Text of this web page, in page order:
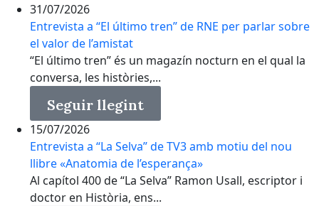
31/07/2026
Entrevista a “El último tren” de RNE per parlar sobre
el valor de l’amistat
“El último tren” és un magazín nocturn en el qual la
conversa, les històries,...
Seguir llegint
15/07/2026
Entrevista a “La Selva” de TV3 amb motiu del nou
llibre «Anatomia de l’esperança»
Al capítol 400 de “La Selva” Ramon Usall, escriptor i
doctor en Història, ens...